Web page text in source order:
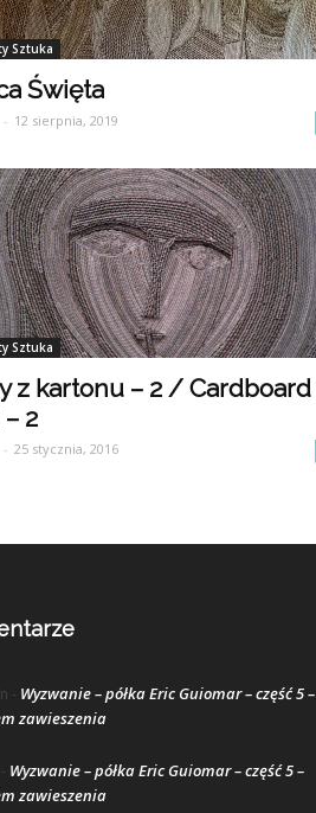
Sztuka
Święta
- 12 sierpnia, 2019
Sztuka
z kartonu – 2 / Cardboard
2
- 25 stycznia, 2016
- Wyzwanie – półka Eric Guiomar – część 5 –
zawieszenia
- Wyzwanie – półka Eric Guiomar – część 5 –
zawieszenia